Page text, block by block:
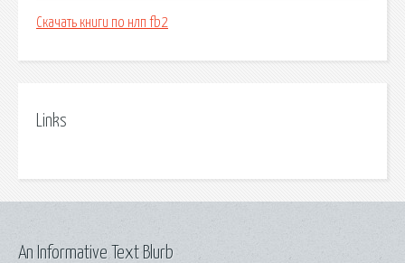
Скачать книги по нлп fb2
Links
An Informative Text Blurb